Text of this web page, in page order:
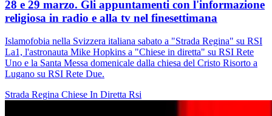
28 e 29 marzo. Gli appuntamenti con l'informazione
religiosa in radio e alla tv nel finesettimana
Islamofobia nella Svizzera italiana sabato a "Strada Regina" su RSI
La1, l'astronauta Mike Hopkins a "Chiese in diretta" su RSI Rete
Uno e la Santa Messa domenicale dalla chiesa del Cristo Risorto a
Lugano su RSI Rete Due.
Strada Regina Chiese In Diretta Rsi